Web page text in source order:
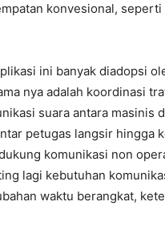
konvesional,
ini banyak diadopsi
nya adalah koordinasi
suara antara masinis
petugas langsir hingga
komunikasi non
lagi kebutuhan
waktu berangkat,